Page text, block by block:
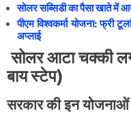
सोलर सब्सिडी का पैसा खाते में
पीएम विश्वकर्मा योजना:
अप्लाई
सोलर आटा चक्की
बाय स्टेप)
सरकार की इन योजनाओं